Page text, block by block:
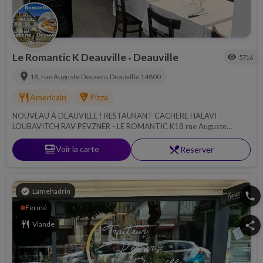
Le Romantic K Deauville • Deauville visibility 5716
location_on 18, rue Auguste Decaens Deauville 14800
restaurant Americain local_pizzaPizza
NOUVEAU À DEAUVILLE ! RESTAURANT CACHERE HALAVI
LOUBAVITCH RAV PEVZNER - LE ROMANTIC K18 rue Auguste
Decaens Deauville .
set_mealVoir la carte restaurant_menuReserver
verified Lamehadrin
Fermé
restaurant Viande
phone
share